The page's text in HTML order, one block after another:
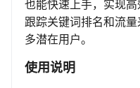
也能快速上手，实现
跟踪关键词排名和流
多潜在用户。
使用说明